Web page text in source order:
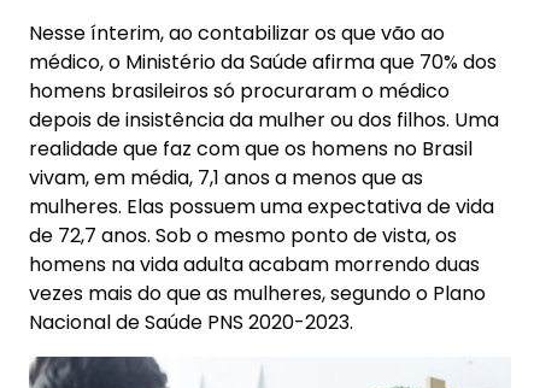
Nesse ínterim, ao contabilizar os que vão ao
médico, o Ministério da Saúde afirma que 70% dos
homens brasileiros só procuraram o médico
depois de insistência da mulher ou dos filhos. Uma
realidade que faz com que os homens no Brasil
vivam, em média, 7,1 anos a menos que as
mulheres. Elas possuem uma expectativa de vida
de 72,7 anos. Sob o mesmo ponto de vista, os
homens na vida adulta acabam morrendo duas
vezes mais do que as mulheres, segundo o Plano
Nacional de Saúde PNS 2020-2023.